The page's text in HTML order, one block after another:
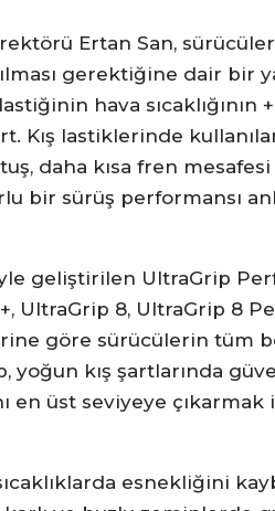
Ertan San, sürücüler
gerektiğine dair bir
hava
Kış lastiklerinde
daha kısa fren
bir sürüş performansı
geliştirilen UltraGrip
UltraGrip 8, UltraGrip 8
göre sürücülerin tüm
yoğun kış şartlarında
en üst seviyeye
esnekliğini